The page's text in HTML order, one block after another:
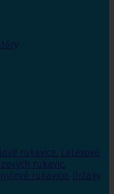
rukavice, Latexové
rukavic,
rukavice, Držáky